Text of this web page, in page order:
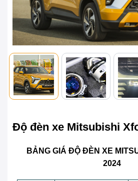
Độ đèn xe Mitsubishi
BẢNG GIÁ ĐỘ ĐÈN XE
2024